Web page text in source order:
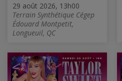
29 août 2026, 13h00
Terrain Synthétique Cégep
Édouard Montpetit,
Longueuil, QC